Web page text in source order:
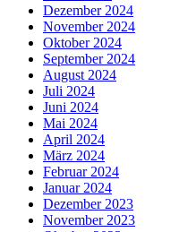
Dezember 2024
November 2024
Oktober 2024
September 2024
August 2024
Juli 2024
Juni 2024
Mai 2024
April 2024
März 2024
Februar 2024
Januar 2024
Dezember 2023
November 2023